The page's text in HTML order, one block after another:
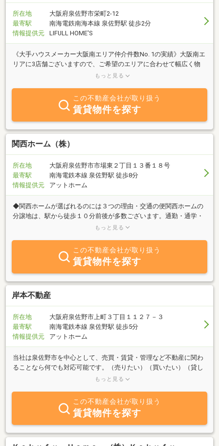
所在地
大阪府泉佐野市栄町2-12
最寄駅
南海電鉄南海本線 泉佐野駅 徒歩2分
情報提供元
LIFULL HOME'S
《大手ハウスメーカー大阪南エリア仲介件数No. 1の実績》大阪南エ
リアに3店舗ございますので、ご希望のエリアに合わせて幅広く物
件をご紹介可能です。地域密着ならではの豊富な情報をもとにご提
もっと見る
この不動産会社が取り扱う
賃貸物件を探す
関西ホーム（株）
所在地
大阪府泉佐野市市場東２丁目１３番１８号
最寄駅
南海電鉄本線 泉佐野駅 徒歩8分
情報提供元
アットホーム
◆関西ホームが選ばれるのには３つの理由・交通の便関西ホームの
分譲地は、駅から徒歩１０分前後が多数ございます。通勤・通学・
おでかけの利便性が高く、朝早く出勤、又は夜遅くの帰宅でバスが
く、お車でも非常に便利です。・広い土地関西ホームの分譲地
は、“将来、家族が増えても買換えしなくてもいいように”平均約４
５坪と少し広めの区画割を行っています。庭で家庭菜園を楽しみた
いという奥様の希望や、駐車スペースにゆとりがほしいというご主
人様の希望にもお応え致します。・親身なスタッフ関西ホームで
は、分譲地のご案内からお引越しまで専任の担当者が対応致しま
しできるようサポート致します。これからもお客様に安心して家を
建てて頂く為、スタッフ一同、地域に密着し堅実な家づくり・街づ
くりを行ってまいります。
もっと見る
この不動産会社が取り扱う
賃貸物件を探す
岸本不動産
所在地
大阪府泉佐野市上町３丁目１１２７－３
最寄駅
南海電鉄本線 泉佐野駅 徒歩5分
情報提供元
アットホーム
当社は泉佐野市を中心として、売買・賃貸・管理など不動産に関わ
ることなら何でも対応可能です。（売りたい）（買いたい）（貸し
たい）（借りたい）ご希望の方、不動産に関する質問は何でもお気
ディな対応を心掛けております。ぜひお立ち寄りください。
もっと見る
この不動産会社が取り扱う
賃貸物件を探す